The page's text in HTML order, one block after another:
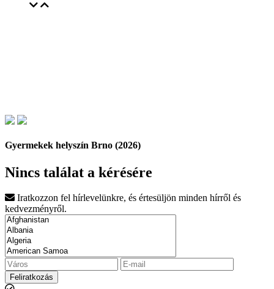
Gyermekek helyszín Brno (2026)
Nincs találat a kérésére
Iratkozzon fel hírlevelünkre, és értesüljön minden hírről és
kedvezményről.
Feliratkozás